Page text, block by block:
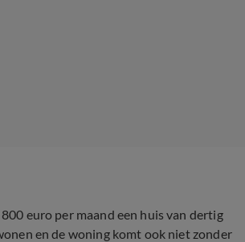
euro per maand een huis van dertig
en de woning komt ook niet zonder